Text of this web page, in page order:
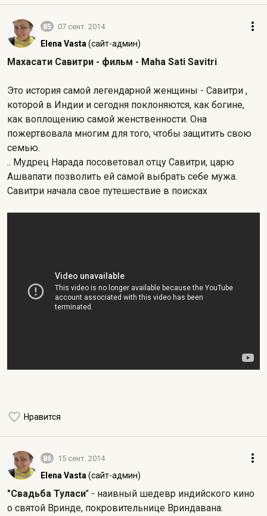
85 07 сент. 2014
Elena Vasta (сайт-админ)
Махасати Савитри - фильм - Maha Sati Savitri
Это история самой легендарной женщины - Савитри ,
которой в Индии и сегодня поклоняются, как богине,
как воплощению самой женственности. Она
пожертвовала многим для того, чтобы защитить свою
семью.
.. Мудрец Нарада посоветовал отцу Савитри, царю
Ашвапати позволить ей самой выбрать себе мужа.
Савитри начала свое путешествие в поисках
Нравится
86 15 сент. 2014
Elena Vasta (сайт-админ)
"Свадьба Туласи" - наивный шедевр индийского кино
о святой Вринде, покровительнице Вриндавана.